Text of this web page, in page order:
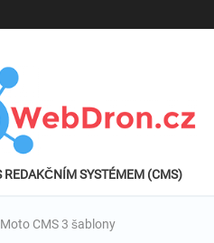
REDAKČNÍM SYSTÉMEM (CMS)
Moto CMS 3 šablony